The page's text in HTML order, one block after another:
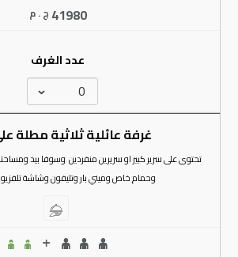
41980 ج . م
عدد الغرف
غرفة عائلية ثلاثية مطلة
وحمام خاص وميني بار وتليفون وشاشة